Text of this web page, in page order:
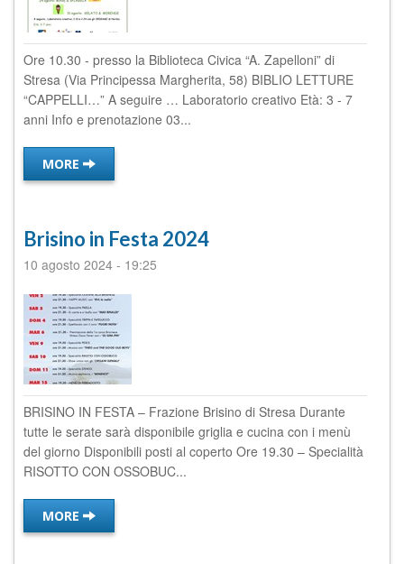
Ore 10.30 - presso la Biblioteca Civica “A. Zapelloni” di
Stresa (Via Principessa Margherita, 58) BIBLIO LETTURE
“CAPPELLI…” A seguire … Laboratorio creativo Età: 3 - 7
anni Info e prenotazione 03...
MORE
Brisino in Festa 2024
10 agosto 2024 - 19:25
BRISINO IN FESTA – Frazione Brisino di Stresa Durante
tutte le serate sarà disponibile griglia e cucina con i menù
del giorno Disponibili posti al coperto Ore 19.30 – Specialità
RISOTTO CON OSSOBUC...
MORE